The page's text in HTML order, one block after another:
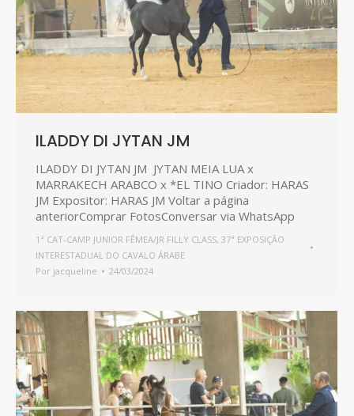
ILADDY DI JYTAN JM
ILADDY DI JYTAN JM JYTAN MEIA LUA x
MARRAKECH ARABCO x *EL TINO Criador: HARAS
JM Expositor: HARAS JM Voltar a página
anteriorComprar FotosConversar via WhatsApp
1ª CAT-CAMP JUNIOR FÊMEA/JR FILLY CLASS, 37ª EXPOSIÇÃO
INTERESTADUAL DO CAVALO ÁRABE
Por jacqueline 24/03/2024